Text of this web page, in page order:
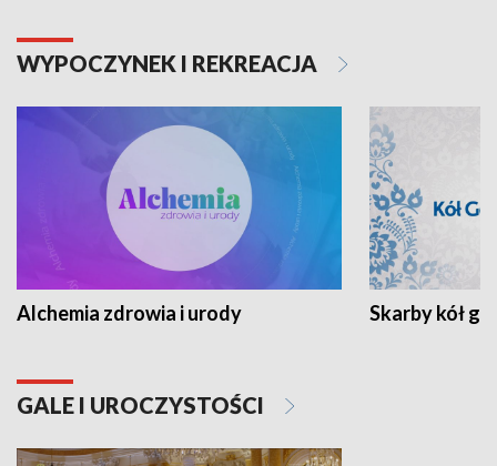
WYPOCZYNEK I REKREACJA
Alchemia zdrowia i urody Skarby kół
GALE I UROCZYSTOŚCI